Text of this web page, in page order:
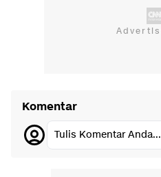
Komentar
Tulis Komentar Anda...